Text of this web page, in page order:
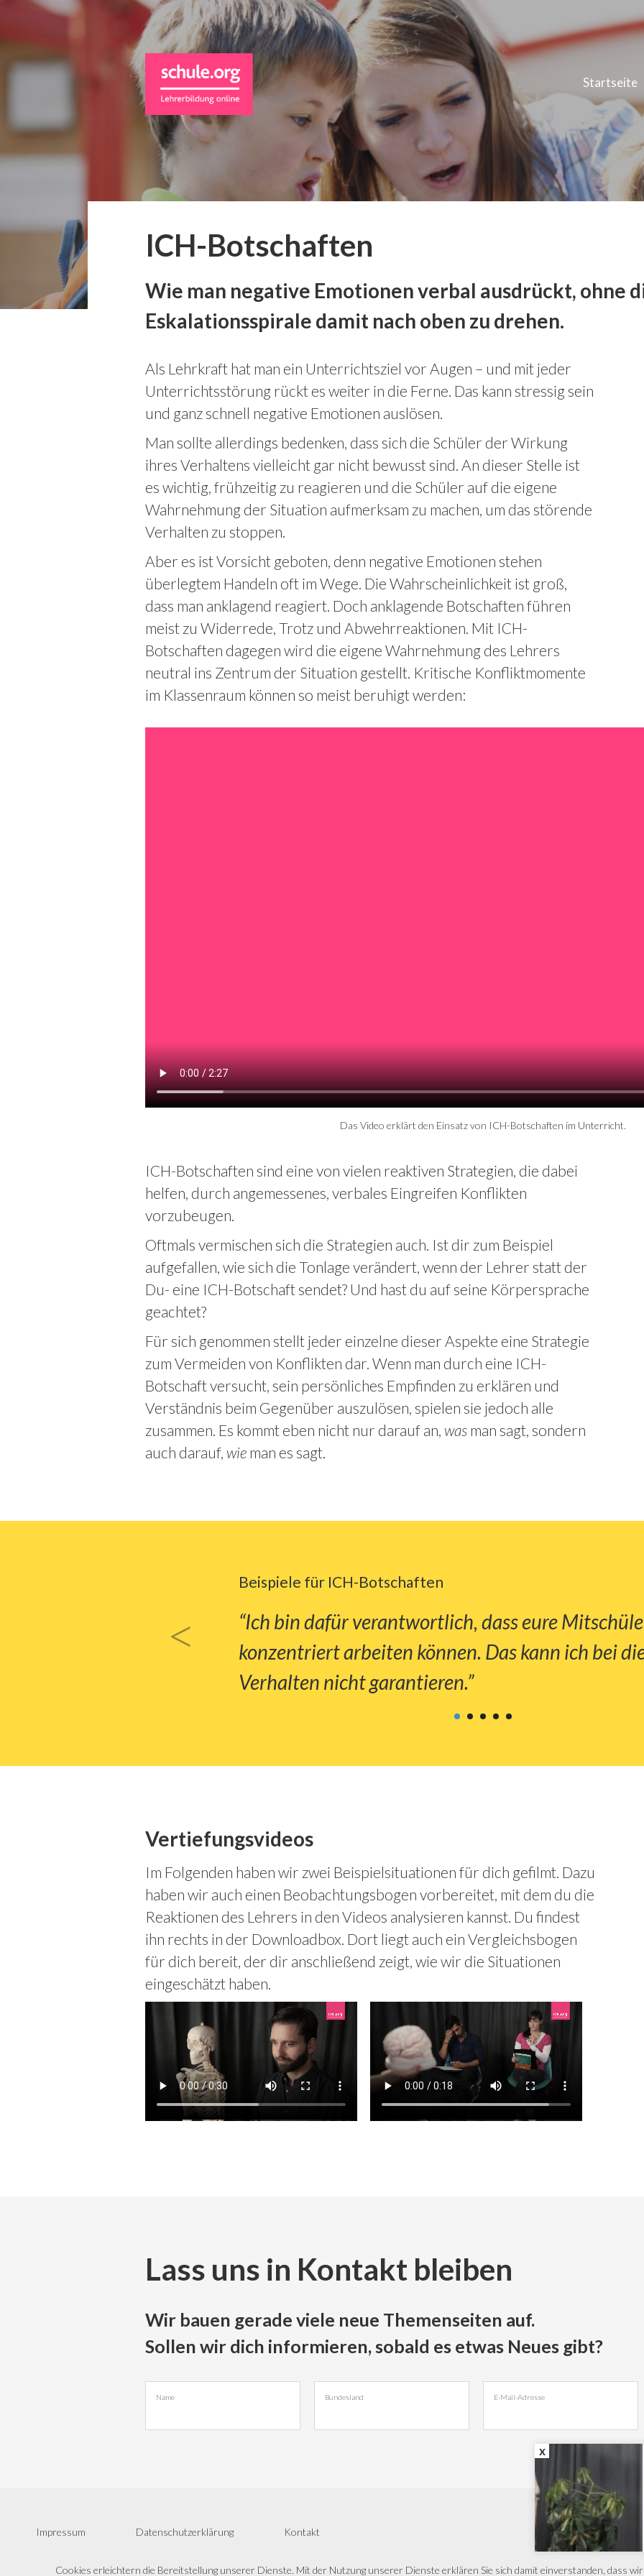
Startseite
ICH-Botschaften
Wie man negative Emotionen verbal ausdrückt, ohne
Eskalationsspirale damit nach oben zu drehen.
Als Lehrkraft hat man ein Unterrichtsziel vor Augen – und mit jeder
Unterrichtsstörung rückt es weiter in die Ferne. Das kann stressig sein
und ganz schnell negative Emotionen auslösen.
Man sollte allerdings bedenken, dass sich die Schüler der Wirkung
ihres Verhaltens vielleicht gar nicht bewusst sind. An dieser Stelle ist
es wichtig, frühzeitig zu reagieren und die Schüler auf die eigene
Wahrnehmung der Situation aufmerksam zu machen, um das störende
Verhalten zu stoppen.
Aber es ist Vorsicht geboten, denn negative Emotionen stehen
überlegtem Handeln oft im Wege. Die Wahrscheinlichkeit ist groß,
dass man anklagend reagiert. Doch anklagende Botschaften führen
meist zu Widerrede, Trotz und Abwehrreaktionen. Mit ICH-
Botschaften dagegen wird die eigene Wahrnehmung des Lehrers
neutral ins Zentrum der Situation gestellt. Kritische Konfliktmomente
im Klassenraum können so meist beruhigt werden:
Das Video erklärt den Einsatz von ICH-Botschaften im Unterricht.
ICH-Botschaften sind eine von vielen reaktiven Strategien, die dabei
helfen, durch angemessenes, verbales Eingreifen Konflikten
vorzubeugen.
Oftmals vermischen sich die Strategien auch. Ist dir zum Beispiel
aufgefallen, wie sich die Tonlage verändert, wenn der Lehrer statt der
Du- eine ICH-Botschaft sendet? Und hast du auf seine Körpersprache
geachtet?
Für sich genommen stellt jeder einzelne dieser Aspekte eine Strategie
zum Vermeiden von Konflikten dar. Wenn man durch eine ICH-
Botschaft versucht, sein persönliches Empfinden zu erklären und
Verständnis beim Gegenüber auszulösen, spielen sie jedoch alle
zusammen. Es kommt eben nicht nur darauf an, was man sagt, sondern
auch darauf, wie man es sagt.
Beispiele für ICH-Botschaften
“Ich bin dafür verantwortlich, dass eure
konzentriert arbeiten können. Das kann ich bei
Verhalten nicht garantieren.”
<
Vertiefungsvideos
Im Folgenden haben wir zwei Beispielsituationen für dich gefilmt. Dazu
haben wir auch einen Beobachtungsbogen vorbereitet, mit dem du die
Reaktionen des Lehrers in den Videos analysieren kannst. Du findest
ihn rechts in der Downloadbox. Dort liegt auch ein Vergleichsbogen
für dich bereit, der dir anschließend zeigt, wie wir die Situationen
eingeschätzt haben.
Lass uns in Kontakt bleiben
Wir bauen gerade viele neue Themenseiten auf.
Sollen wir dich informieren, sobald es etwas Neues gibt?
Name Bundesland E-Mail-Adresse
Impressum Datenschutzerklärung Kontakt
Cookies erleichtern die Bereitstellung unserer Dienste. Mit der Nutzung unserer Dienste erklären Sie sich damit einverstanden, dass